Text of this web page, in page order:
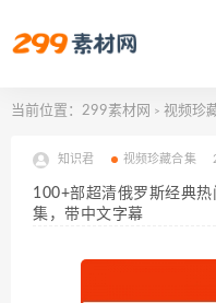
当前位置： 299素材网 > 视频珍
知识君 视频珍藏合集
100+部超清俄罗斯经典
集，带中文字幕